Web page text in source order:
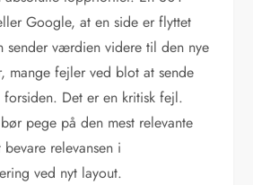
Google, at en side er flyttet
sender værdien videre til den nye
mange fejler ved blot at sende
Det er en kritisk fejl.
pege på den mest relevante
relevansen i
ved nyt layout.